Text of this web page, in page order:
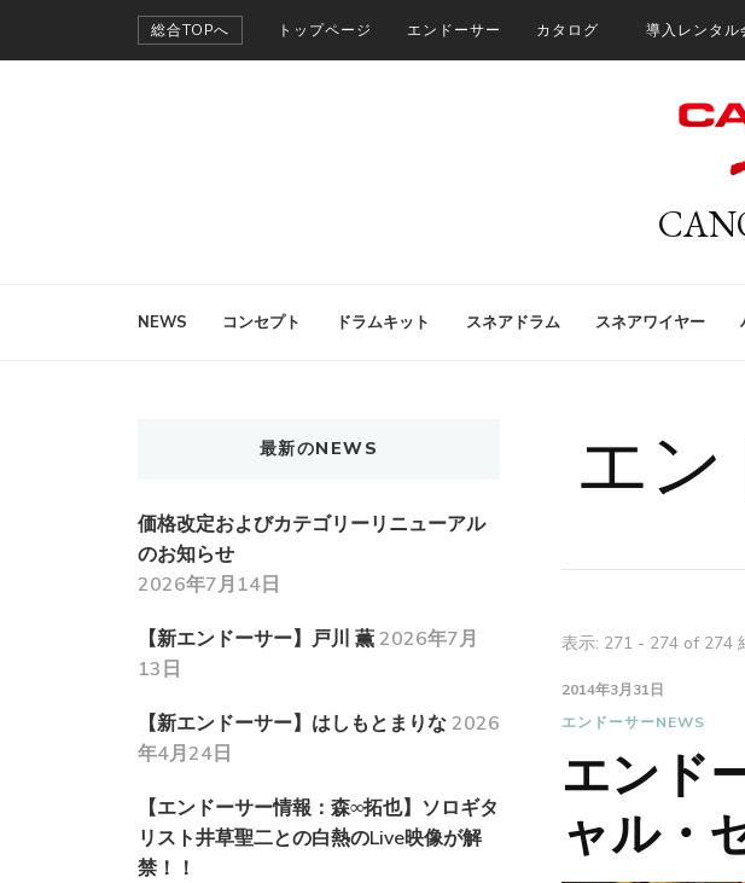
総合TOPへ トップページ エンドーサー カタログ 導入レンタル
NEWS コンセプト ドラムキット スネアドラム スネアワイヤー
エン
表示: 271 - 274 of 274
2014年3月31日
エンドーサーNEWS
エンド
ャル・
最新のNEWS
価格改定およびカテゴリーリニューアル
のお知らせ
2026年7月14日
【新エンドーサー】戸川 薫2026年7月
13日
【新エンドーサー】はしもとまりな2026
年4月24日
【エンドーサー情報：森∞拓也】ソロギタ
リスト井草聖二との白熱のLive映像が解
禁！！